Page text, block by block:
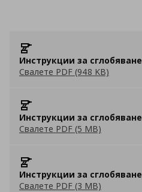
Инструкции за сглобяване
Свалете PDF (948 KB)
Инструкции за сглобяване
Свалете PDF (5 MB)
Инструкции за сглобяване
Свалете PDF (3 MB)